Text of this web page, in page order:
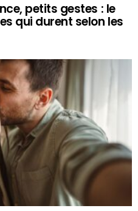
petits gestes : le
qui durent selon les